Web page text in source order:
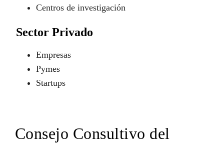
Centros de investigación
Sector Privado
Empresas
Pymes
Startups
Consejo Consultivo del